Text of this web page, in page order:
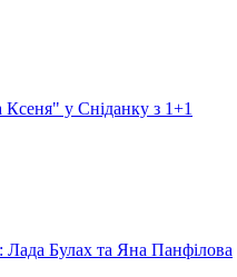
Ксеня" у Сніданку з 1+1
Лада Булах та Яна Панфілова